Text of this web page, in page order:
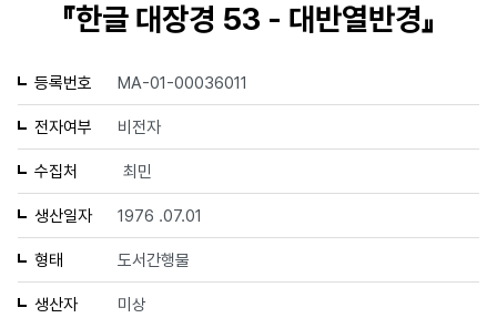
『한글 대장경 53 - 대반열반경』
등록번호 MA-01-00036011
전자여부 비전자
수집처 최민
생산일자 1976 .07.01
형태 도서간행물
생산자 미상